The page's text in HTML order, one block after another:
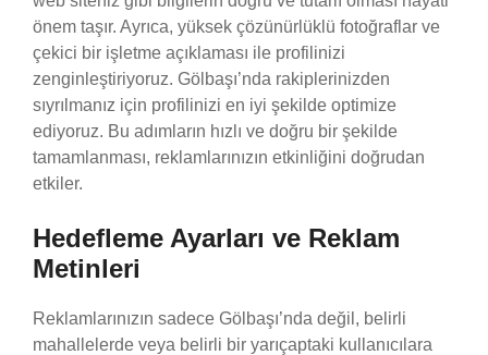
önem taşır. Ayrıca, yüksek çözünürlüklü fotoğraflar ve
çekici bir işletme açıklaması ile profilinizi
zenginleştiriyoruz. Gölbaşı’nda rakiplerinizden
sıyrılmanız için profilinizi en iyi şekilde optimize
ediyoruz. Bu adımların hızlı ve doğru bir şekilde
tamamlanması, reklamlarınızın etkinliğini doğrudan
etkiler.
Hedefleme Ayarları ve Reklam
Metinleri
Reklamlarınızın sadece Gölbaşı’nda değil, belirli
mahallelerde veya belirli bir yarıçaptaki kullanıcılara